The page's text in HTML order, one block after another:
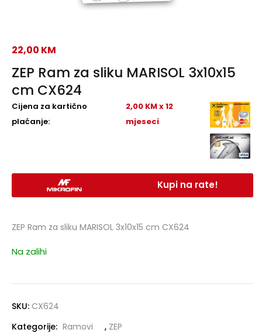
ZEP Ram za sliku MARISOL 3x10x15
cm CX624
22,00 KM
Cijena za kartično
plaćanje:
2,00 KM x 12
mjeseci
Kupi na rate!
ZEP Ram za sliku MARISOL 3x10x15 cm CX624
Na zalihi
SKU: CX624
Kategorije: Ramovi , ZEP